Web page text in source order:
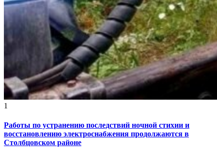
1
Работы по устранению последствий ночной стихии и
восстановлению электроснабжения продолжаются в
Столбцовском районе